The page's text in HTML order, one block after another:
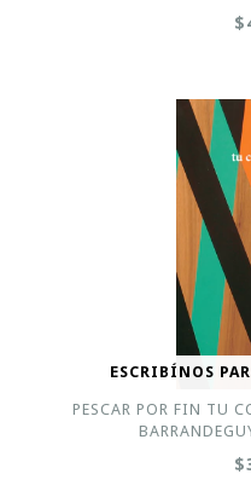
ESCRIBÍNOS
PESCAR POR FIN TU